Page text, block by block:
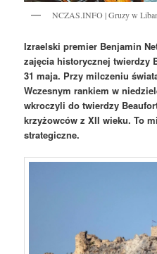
NCZAS.INFO | Gruzy w
Izraelski premier Benjamin
zajęcia historycznej twierdzy
31 maja. Przy milczeniu
Wczesnym rankiem w
wkroczyli do twierdzy
krzyżowców z XII wieku. To
strategiczne.